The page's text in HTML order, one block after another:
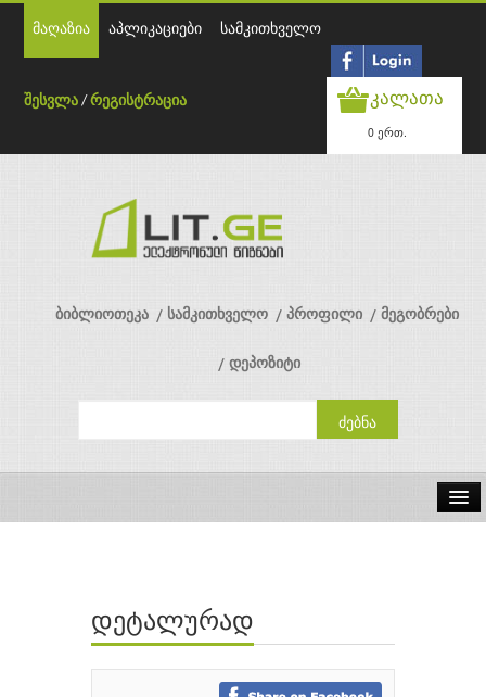
მაღაზია აპლიკაციები სამკითხველო
შესვლა /რეგისტრაცია კალათა
0 ერთ.
ბიბლიოთეკა სამკითხველო პროფილი მეგობრები
დეპოზიტი
ავტორები
გამომცემლობები
დეტალურად